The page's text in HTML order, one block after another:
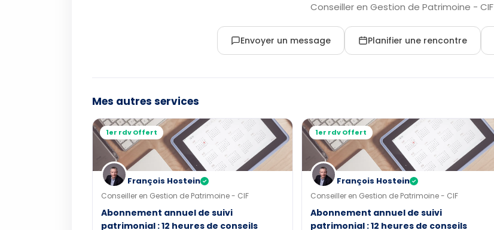
Conseiller en Gestion de Patrimoine - CIF
Envoyer un message Planifier une rencontre
Mes autres services
1er rdv Offert
François Hostein ✓
Conseiller en Gestion de Patrimoine - CIF
Abonnement annuel de suivi
patrimonial : 12 heures de conseils
1er rdv Offert
François Hostein ✓
Conseiller en Gestion de Patrimoine - CIF
Abonnement annuel de suivi
patrimonial : 12 heures de conseils